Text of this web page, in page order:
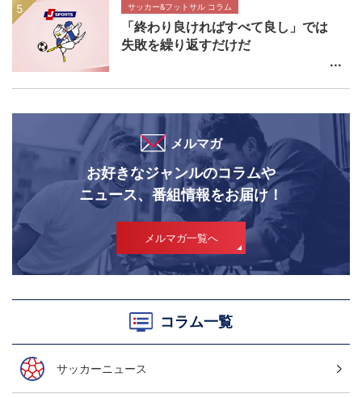
×帝京長岡高校マッチレビュー
サッカー&フットサル コラム
「終わり良ければすべて良し」では
失敗を繰り返すだけだ
メルマガ
お好きなジャンルのコラムや
ニュース、番組情報をお届け！
メルマガ一覧へ
コラム一覧
サッカーニュース